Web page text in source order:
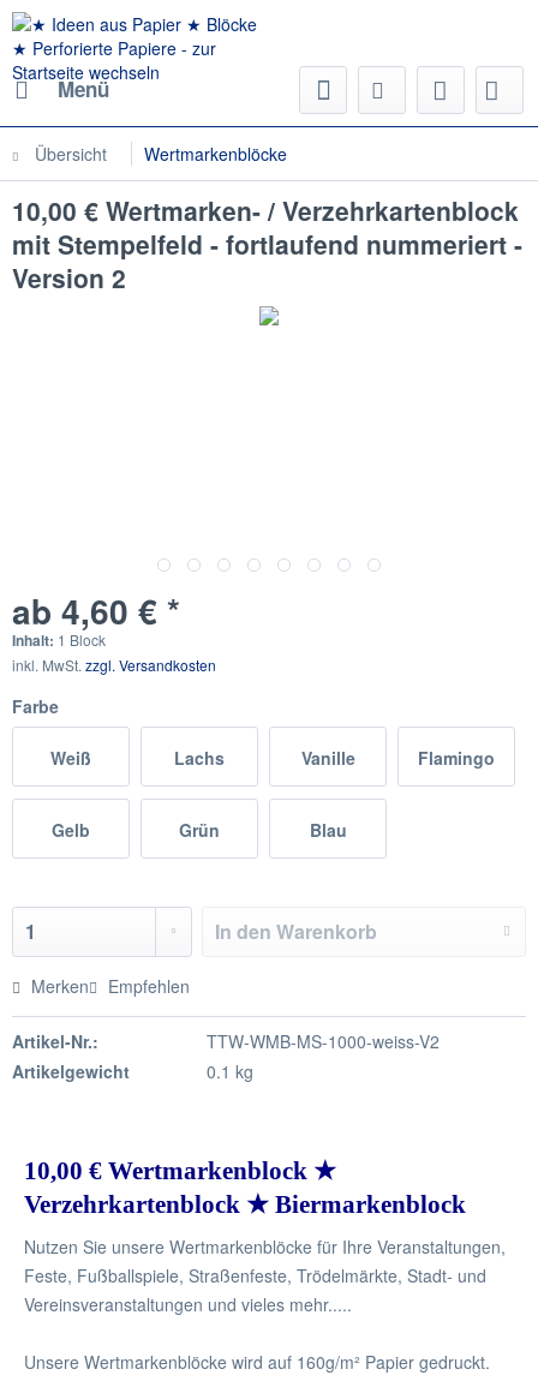
Menü
Übersicht Wertmarkenblöcke
10,00 € Wertmarken- / Verzehrkartenblock
mit Stempelfeld - fortlaufend nummeriert -
Version 2
ab 4,60 € *
Inhalt: 1 Block
inkl. MwSt. zzgl. Versandkosten
Farbe
Weiß Lachs Vanille Flamingo
Gelb Grün Blau
In den Warenkorb
Merken Empfehlen
Artikel-Nr.:
TTW-WMB-MS-1000-weiss-V2
Artikelgewicht
0.1 kg
10,00 € Wertmarkenblock ★
Verzehrkartenblock ★ Biermarkenblock
Nutzen Sie unsere Wertmarkenblöcke für Ihre Veranstaltungen,
Feste, Fußballspiele, Straßenfeste, Trödelmärkte, Stadt- und
Vereinsveranstaltungen und vieles mehr.....
Unsere Wertmarkenblöcke wird auf 160g/m² Papier gedruckt.